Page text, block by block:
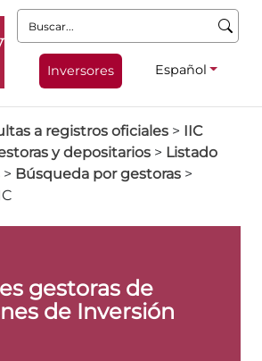
Buscar:
Inversores Español
a registros oficiales > IIC
y depositarios > Listado
> Búsqueda por gestoras >
gestoras de
de Inversión